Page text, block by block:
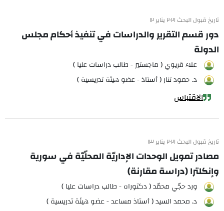
تاريخ قبول البحث ٢٠٢١ يناير ١٢
دور قسم التقرير والدراسات في تنفيذ أحكام مجلس
الدولة
علاء قريوي ( ماجستير - طالب دراسات عليا )
د. حمود تنار ( أستاذ - عضو هيئة تدريسية )
الاقتباس
تاريخ قبول البحث ٢٠٢١ يناير ١٣
مصادر تمويل الوحدات الإداريّة المحلّيّة في سورية
وإنكلترا (دراسة مقارنة)
ورد حجّي محمّد ( دكتوراه - طالب دراسات عليا )
د. محمد السيد ( أستاذ مساعد - عضو هيئة تدريسية )